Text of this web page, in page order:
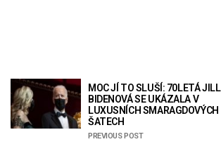
MOC JÍ TO SLUŠÍ: 70LETÁ JILL
BIDENOVÁ SE UKÁZALA V
LUXUSNÍCH SMARAGDOVÝCH
ŠATECH
PREVIOUS POST